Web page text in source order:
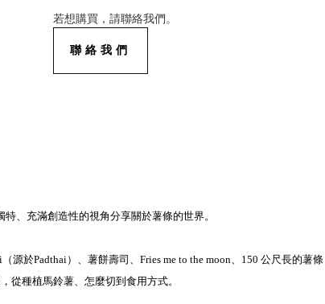
若想購買，請聯絡我們。
聯絡我們
、充滿創造性的視角分享關於薯條的世界。⁣
源於Padthai）、薯餅壽司、Fries me to the moon、150 公尺長的薯條
從種植馬鈴薯、怎麼切到食用方式。⁣